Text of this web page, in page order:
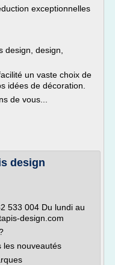
exceptionnelles
design, design,
un vaste choix de
idées de décoration.
de vous...
design
533 004 Du lundi au
design.com
les nouveautés